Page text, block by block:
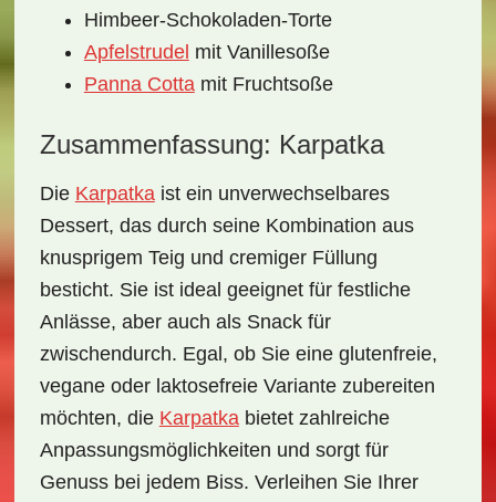
Himbeer-Schokoladen-Torte
Apfelstrudel mit Vanillesoße
Panna Cottamit Fruchtsoße
Zusammenfassung: Karpatka
Die Karpatkaist ein unverwechselbares
Dessert, das durch seine Kombination aus
knusprigem Teig und cremiger Füllung
besticht. Sie ist ideal geeignet für festliche
Anlässe, aber auch als Snack für
zwischendurch. Egal, ob Sie eine glutenfreie,
vegane oder laktosefreie Variante zubereiten
möchten, die Karpatkabietet zahlreiche
Anpassungsmöglichkeiten und sorgt für
Genuss bei jedem Biss. Verleihen Sie Ihrer